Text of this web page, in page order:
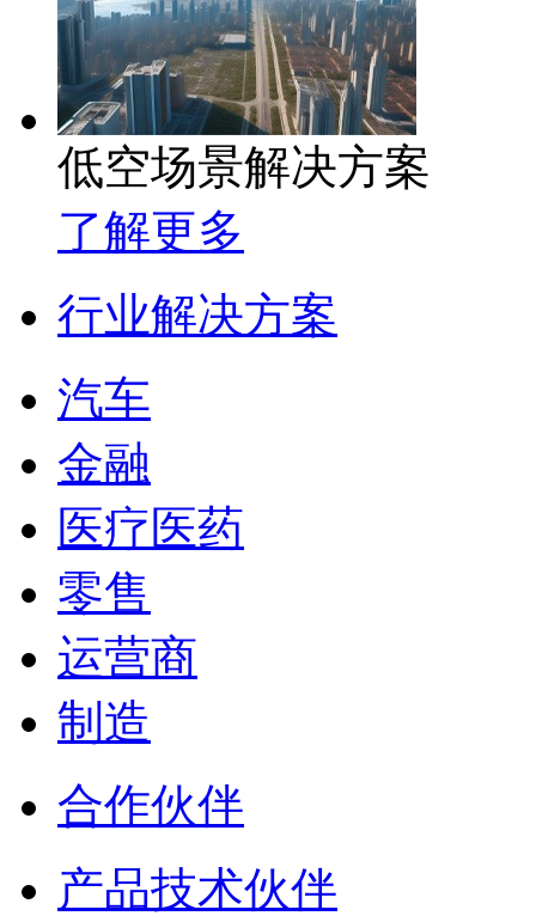
低空场景解决方案
了解更多
行业解决方案
汽车
金融
医疗医药
零售
运营商
制造
合作伙伴
产品技术伙伴